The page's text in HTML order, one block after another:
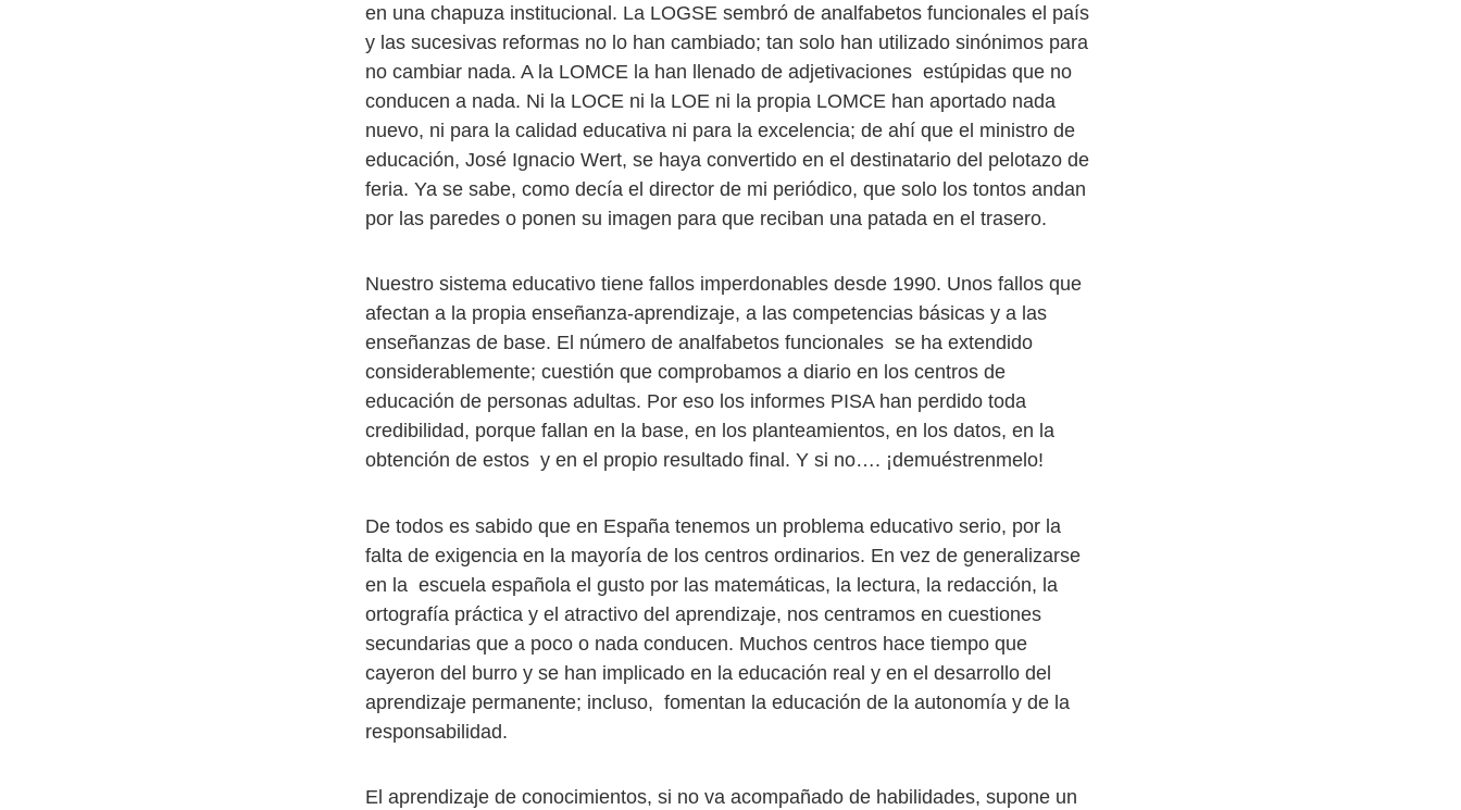
en una chapuza institucional. La LOGSE sembró de analfabetos funcionales el país
y las sucesivas reformas no lo han cambiado; tan solo han utilizado sinónimos para
no cambiar nada. A la LOMCE la han llenado de adjetivaciones estúpidas que no
conducen a nada. Ni la LOCE ni la LOE ni la propia LOMCE han aportado nada
nuevo, ni para la calidad educativa ni para la excelencia; de ahí que el ministro de
educación, José Ignacio Wert, se haya convertido en el destinatario del pelotazo de
feria. Ya se sabe, como decía el director de mi periódico, que solo los tontos andan
por las paredes o ponen su imagen para que reciban una patada en el trasero.
Nuestro sistema educativo tiene fallos imperdonables desde 1990. Unos fallos que
afectan a la propia enseñanza-aprendizaje, a las competencias básicas y a las
enseñanzas de base. El número de analfabetos funcionales se ha extendido
considerablemente; cuestión que comprobamos a diario en los centros de
educación de personas adultas. Por eso los informes PISA han perdido toda
credibilidad, porque fallan en la base, en los planteamientos, en los datos, en la
obtención de estos y en el propio resultado final. Y si no…. ¡demuéstrenmelo!
De todos es sabido que en España tenemos un problema educativo serio, por la
falta de exigencia en la mayoría de los centros ordinarios. En vez de generalizarse
en la escuela española el gusto por las matemáticas, la lectura, la redacción, la
ortografía práctica y el atractivo del aprendizaje, nos centramos en cuestiones
secundarias que a poco o nada conducen. Muchos centros hace tiempo que
cayeron del burro y se han implicado en la educación real y en el desarrollo del
aprendizaje permanente; incluso, fomentan la educación de la autonomía y de la
responsabilidad.
El aprendizaje de conocimientos, si no va acompañado de habilidades, supone un